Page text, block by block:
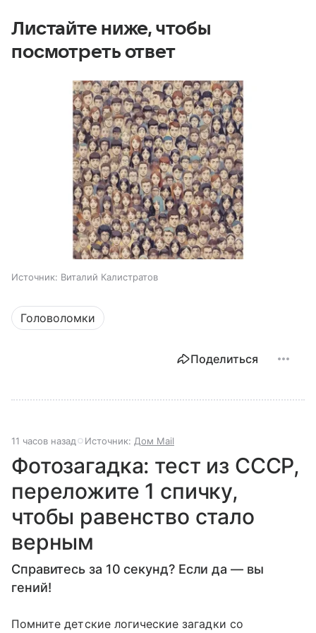
Листайте ниже, чтобы
посмотреть ответ
Источник: Виталий Калистратов
Головоломки
Поделиться
11 часов назад Источник: Дом Mail
Фотозагадка: тест из СССР,
переложите 1 спичку,
чтобы равенство стало
верным
Справитесь за 10 секунд? Если да — вы
гений!
Помните детские логические загадки со